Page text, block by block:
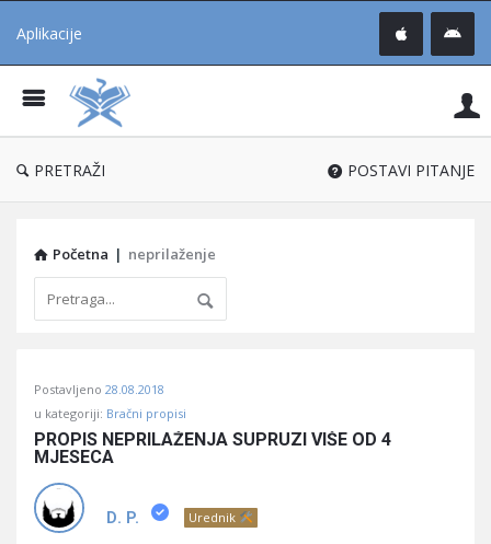
Aplikacije
®
PRETRAŽI POSTAVI PITANJE
Početna | neprilaženje
Učene
Latest
Pitanja
Postavljeno 28.08.2018
u kategoriji: Bračni propisi
PROPIS NEPRILAŽENJA SUPRUZI VIŠE OD 4
MJESECA
D. P. Urednik